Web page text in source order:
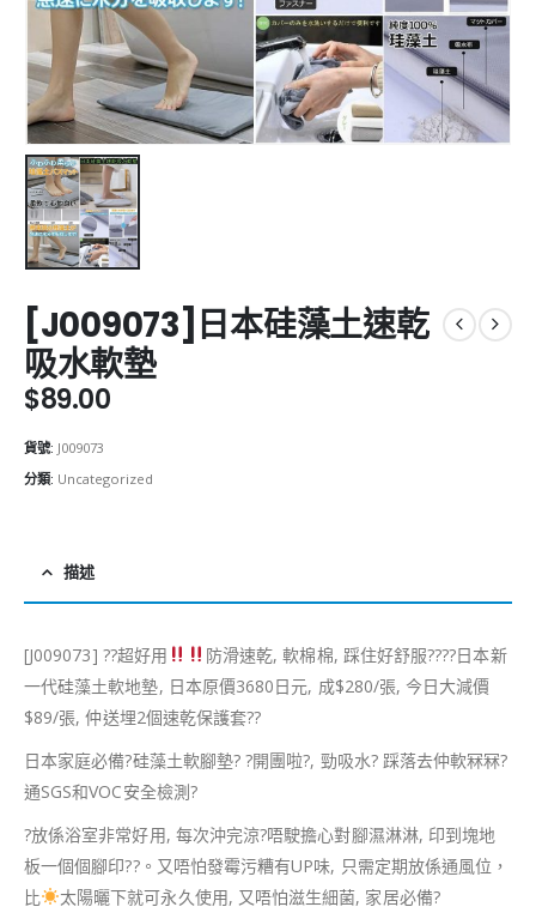
[J009073]日本硅藻土速乾
吸水軟墊
$89.00
貨號: J009073
分類: Uncategorized
描述
[J009073] ??超好用 防滑速乾, 軟棉棉, 踩住好舒服????日本新
一代硅藻土軟地墊, 日本原價3680日元, 成$280/張, 今日大減價
$89/張, 仲送埋2個速乾保護套??
日本家庭必備?硅藻土軟腳墊? ?開團啦?, 勁吸水?踩落去仲軟冧冧?
通SGS和VOC安全檢測?
?放係浴室非常好用, 每次沖完涼?唔駛擔心對腳濕淋淋, 印到塊地
板一個個腳印??。又唔怕發霉污糟有UP味, 只需定期放係通風位，
比
太陽曬下就可永久使用, 又唔怕滋生細菌, 家居必備?